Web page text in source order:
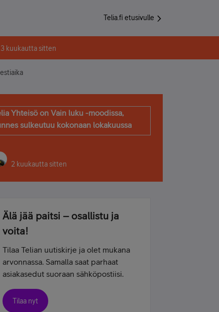
Telia.fi etusivulle
3 kuukautta sitten
Yhteisö on Vain luku -moodissa,
sulkeutuu kokonaan lokakuussa
2 kuukautta sitten
Älä jää paitsi – osallistu ja
voita!
Tilaa Telian uutiskirje ja olet mukana
arvonnassa. Samalla saat parhaat
asiakasedut suoraan sähköpostiisi.
Tilaa nyt